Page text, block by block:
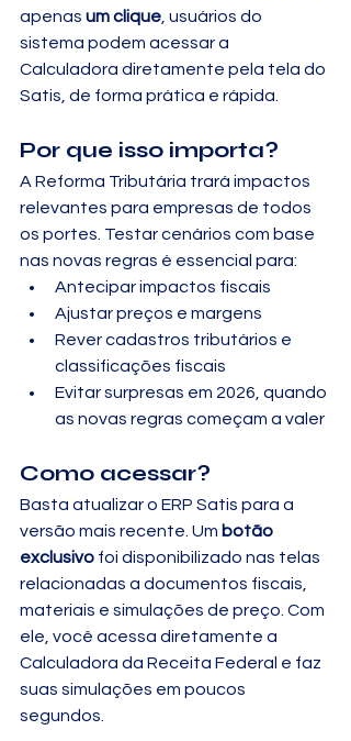
apenas um clique , usuários do
sistema podem acessar a
Calculadora diretamente pela tela do
Satis, de forma prática e rápida.
Por que isso importa?
A Reforma Tributária trará impactos
relevantes para empresas de todos
os portes. Testar cenários com base
nas novas regras é essencial para:
Antecipar impactos fiscais
Ajustar preços e margens
Rever cadastros tributários e
classificações fiscais
Evitar surpresas em 2026, quando
as novas regras começam a valer
Como acessar?
Basta atualizar o ERP Satis para a
versão mais recente. Um botão
exclusivo foi disponibilizado nas telas
relacionadas a documentos fiscais,
materiais e simulações de preço. Com
ele, você acessa diretamente a
Calculadora da Receita Federal e faz
suas simulações em poucos
segundos.